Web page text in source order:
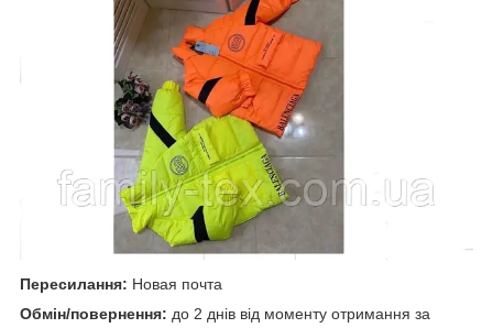
Пересилання: Новая почта
Обмін/повернення: до 2 днів від моменту отримання за